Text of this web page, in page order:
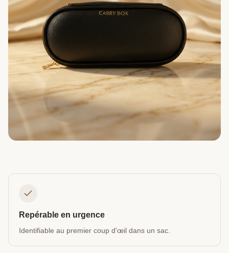
Repérable en urgence
Identifiable au premier coup d'œil dans un sac.